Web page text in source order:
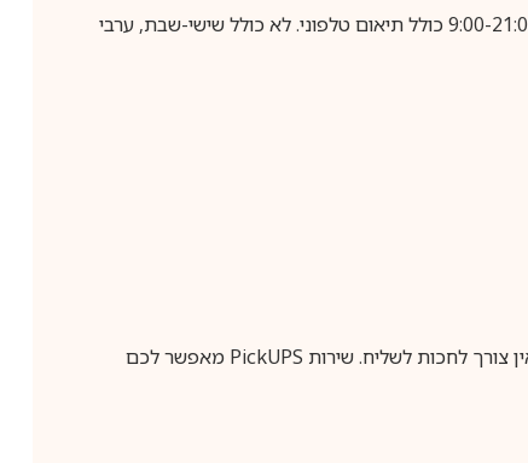
בביצוע הזמנה עד השעה 10:00 בימים א-ה, קבלת המשלוח תבוצע עד חמישה ימי עסקים מיום שלאחר ביצוע ההזמנה, בין השעות 9:00-21:00 כולל תיאום טלפוני. לא כולל שישי-שבת, ערבי
צורך לחכות לשליח. שירות PickUPS מאפשר לכם